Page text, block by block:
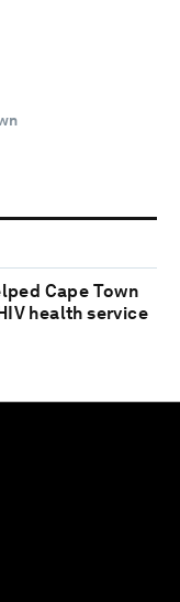
Cape Town
health service